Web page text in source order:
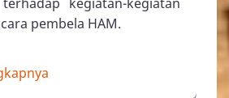
pembela HAM.